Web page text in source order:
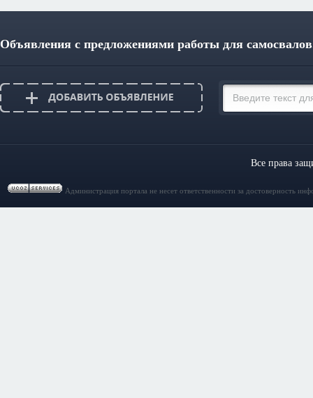
Объявления с предложениями работы для
Все права
Администрация портала не несет ответственности за достоверность